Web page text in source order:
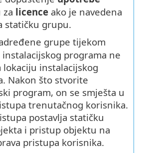
licence ako je navedena
statičku grupu.
grupe tijekom
instalacijskog programa ne
lokaciju instalacijskog
Nakon što stvorite
program, on se smješta u
trenutačnog korisnika.
postavlja statičku
i pristup objektu na
pristupa korisnika.